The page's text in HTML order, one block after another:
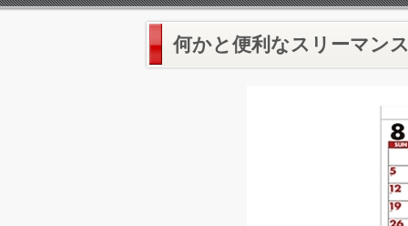
何かと便利なスリーマン